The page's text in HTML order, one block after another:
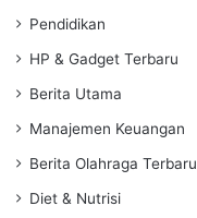
Pendidikan
HP & Gadget Terbaru
Berita Utama
Manajemen Keuangan
Berita Olahraga Terbaru
Diet & Nutrisi